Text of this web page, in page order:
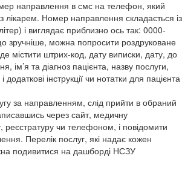
направлення в смс на телефон, який
лікарем. Номер направлення складається із
і виглядає приблизно ось так: 0000-
можна попросити роздруковане
містити штрих-код, дату виписки, дату, до
ім’я та діагноз пацієнта, назву послуги,
додаткові інструкції чи нотатки для пацієнта
за направленням, слід прийти в обраний
через сайт, медичну
реєстратуру чи телефоном, і повідомити
Перелік послуг, які надає кожен
подивитися на дашборді НСЗУ